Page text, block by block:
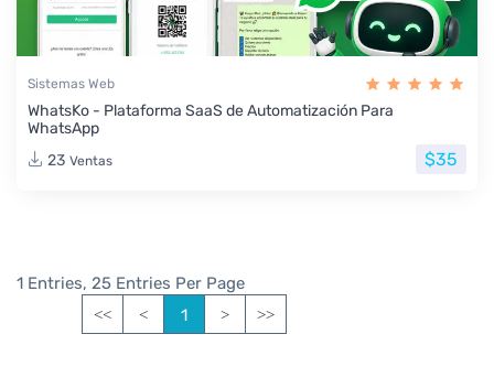
Sistemas Web
WhatsKo - Plataforma SaaS de Automatización Para
WhatsApp
23 Ventas $35
1 Entries, 25 Entries Per Page
<< < 1 > >>